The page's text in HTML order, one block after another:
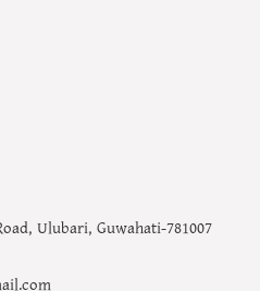
Ulubari, Guwahati-781007